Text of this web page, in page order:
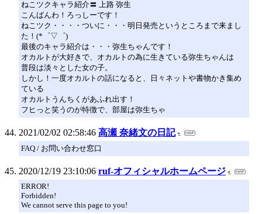
ねこツクキャラ紹介〓 上路 弥生
こんばんわ！ろっしーです！
ねこツク・・・・ついに・・・明日発売というところまで来まし
た！(*゜▽゜)
最後のキャラ紹介は・・・弥生ちゃんです！
オカルトが大好きで、オカルトの為に生きている弥生ちゃんは
普段は淡々とした女の子。
しかし！一度オカルトの話になると、日々ネットや書物かき集め
ている
オカルトうんちくがあふれ出す！
フヒっと笑うのが特徴で、部屋は弥生ちゃ
2021/02/02 02:58:46 高瀬 奈緒文の日記
FAQ / お問い合わせ窓口
2020/12/19 23:10:06 ruf-オフィシャルホームページ
ERROR!
Forbidden!
We cannot serve this page to you!